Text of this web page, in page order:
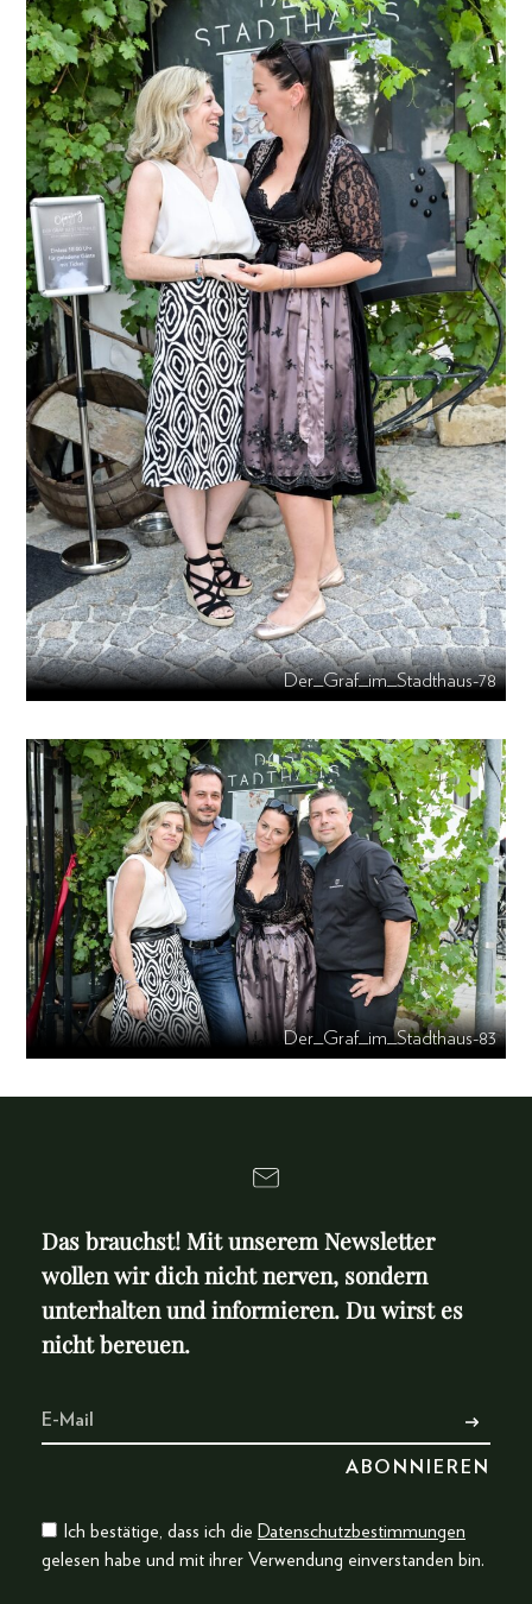
Der_Graf_im_Stadthaus-78
Der_Graf_im_Stadthaus-83
Das brauchst! Mit unserem Newsletter
wollen wir dich nicht nerven, sondern
unterhalten und informieren. Du wirst es
nicht bereuen.
Ich bestätige, dass ich die Datenschutzbestimmungen
gelesen habe und mit ihrer Verwendung einverstanden bin.